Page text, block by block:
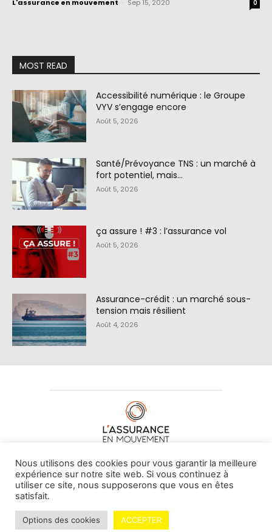
L'assurance en mouvement Sep 15, 2020 0
MOST READ
Accessibilité numérique : le Groupe
VYV s’engage encore
Août 5, 2026
Santé/Prévoyance TNS : un marché à
fort potentiel, mais…
Août 5, 2026
ça assure ! #3 : l’assurance vol
Août 5, 2026
Assurance-crédit : un marché sous-
tension mais résilient
Août 4, 2026
À PROPOS DE NOUS•CONTACT
© L'assurance en mouvement -By Vovoxx Média
Nous utilisons des cookies pour vous garantir la meilleure
expérience sur notre site web. Si vous continuez à
utiliser ce site, nous supposerons que vous en êtes
satisfait.
Options des cookies ACCEPTER